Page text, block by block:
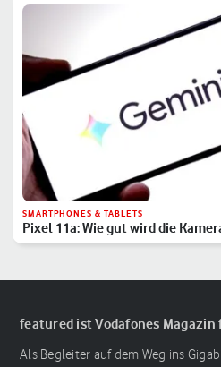
SMARTPHONES & TABLETS
Pixel 11a: Wie gut wird die
Hits?
featured ist Vodafones
Als Begleiter auf dem Weg ins